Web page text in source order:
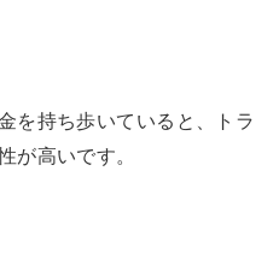
を持ち歩いていると、トラ
が高いです。